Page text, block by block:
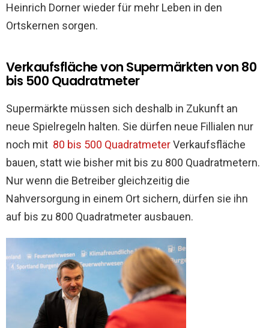
Heinrich Dorner wieder für mehr Leben in den
Ortskernen sorgen.
Verkaufsfläche von Supermärkten von 80
bis 500 Quadratmeter
Supermärkte müssen sich deshalb in Zukunft an
neue Spielregeln halten. Sie dürfen neue Fillialen nur
noch mit 80 bis 500 QuadratmeterVerkaufsfläche
bauen, statt wie bisher mit bis zu 800 Quadratmetern.
Nur wenn die Betreiber gleichzeitig die
Nahversorgung in einem Ort sichern, dürfen sie ihn
auf bis zu 800 Quadratmeter ausbauen.